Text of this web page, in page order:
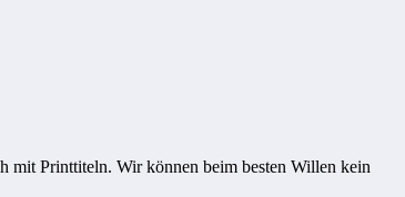
mit Printtiteln. Wir können beim besten Willen kein